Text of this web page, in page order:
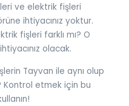
ve elektrik fişleri
ihtiyacınız yoktur.
fişleri farklı mı? O
olacak.
Tayvan ile aynı olup
Kontrol etmek için bu